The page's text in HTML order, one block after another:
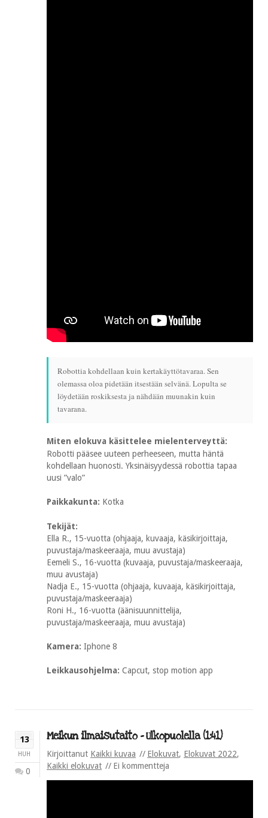
Robottia kohdellaan kuin kertakäyttötavaraa. Sen
olemassa oloa pidetään itsestään selvänä. Lopulta se
löydetään roskiksesta ja nähdään muunakin kuin
tavarana.
Miten elokuva käsittelee mielenterveyttä:
Robotti pääsee uuteen perheeseen, mutta häntä
kohdellaan huonosti. Yksinäisyydessä robottia tapaa
uusi ”valo”
Paikkakunta: Kotka
Tekijät:
Ella R., 15-vuotta (ohjaaja, kuvaaja, käsikirjoittaja,
puvustaja/maskeeraaja, muu avustaja)
Eemeli S., 16-vuotta (kuvaaja, puvustaja/maskeeraaja,
muu avustaja)
Nadja E., 15-vuotta (ohjaaja, kuvaaja, käsikirjoittaja,
puvustaja/maskeeraaja)
Roni H., 16-vuotta (äänisuunnittelija,
puvustaja/maskeeraaja, muu avustaja)
Kamera: Iphone 8
Leikkausohjelma: Capcut, stop motion app
13
HUH
0
Meikun ilmaisutaito – Ulkopuolella (1:41)
Kirjoittanut Kaikki kuvaa Elokuvat, Elokuvat 2022,
Kaikki elokuvat
Ei kommentteja